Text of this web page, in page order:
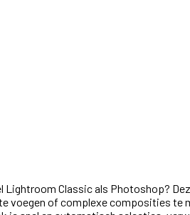
Classic als Photoshop?
voegen of complexe composities